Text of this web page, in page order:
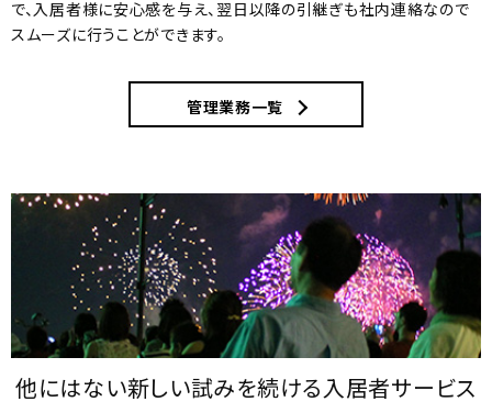
で、入居者様に安心感を与え、翌日以降の引継ぎも社内連絡なので
スムーズに行うことができます。
管理業務一覧
他にはない新しい試みを続ける入居者サービス